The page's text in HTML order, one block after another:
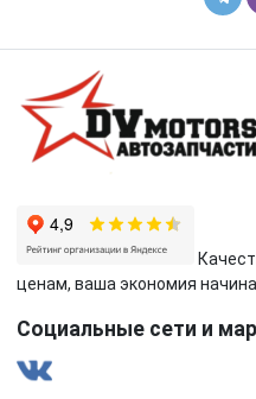
ценам, ваша экономия
Социальные сети и